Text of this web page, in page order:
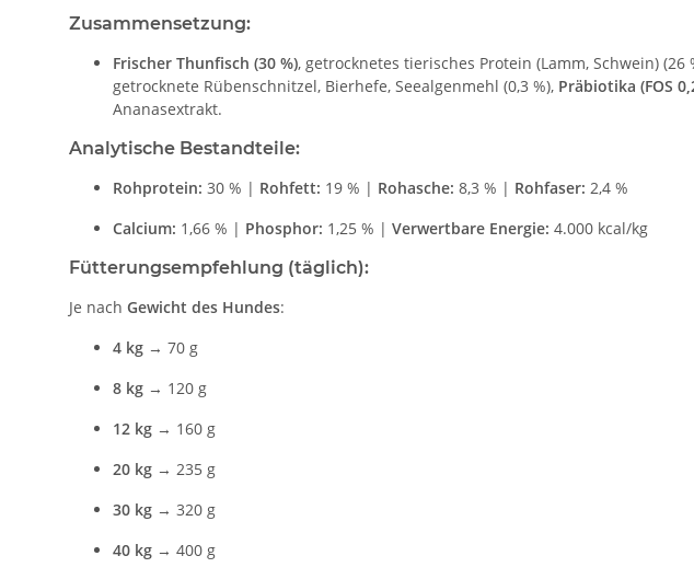
Zusammensetzung:
Frischer Thunfisch (30 %), getrocknetes tierisches Protein (Lamm, Schwein) (26
getrocknete Rübenschnitzel, Bierhefe, Seealgenmehl (0,3 %), Präbiotika (FOS
Ananasextrakt.
Analytische Bestandteile:
Rohprotein: 30 % | Rohfett: 19 % | Rohasche: 8,3 % | Rohfaser: 2,4 %
Calcium: 1,66 % | Phosphor: 1,25 % | Verwertbare Energie: 4.000 kcal/kg
Fütterungsempfehlung (täglich):
Je nach Gewicht des Hundes:
4 kg → 70 g
8 kg → 120 g
12 kg → 160 g
20 kg → 235 g
30 kg → 320 g
40 kg → 400 g